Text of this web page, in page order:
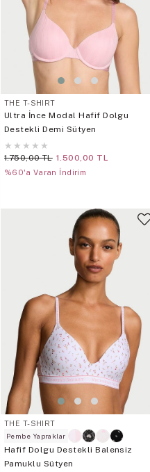
THE T-SHIRT
Ultra İnce Modal Hafif Dolgu
Destekli Demi Sütyen
★ ★ ★ ★ ★
1.750,00 TL 1.500,00 TL
%60'a Varan İndirim
THE T-SHIRT
Pembe Yapraklar
Hafif Dolgu Destekli Balensiz
Pamuklu Sütyen